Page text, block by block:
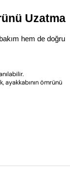
Uzatma
hem de doğru
ayakkabının ömrünü